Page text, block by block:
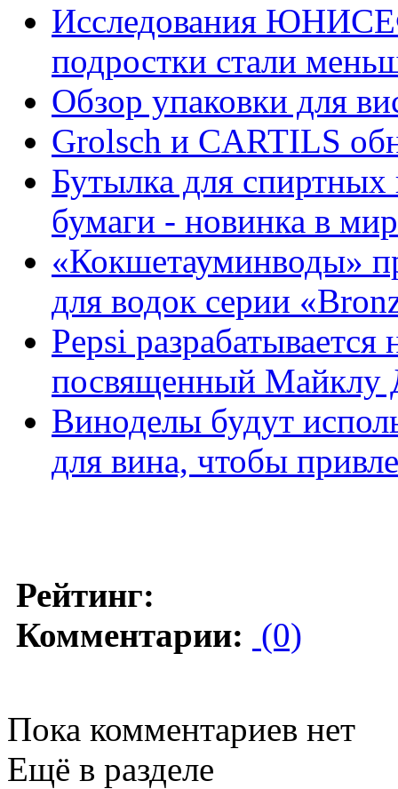
Исследования
подростки стали
Обзор упаковки для
Grolsch и CARTILS
Бутылка для спиртных
бумаги - новинка в
«Кокшетауминводы»
для водок серии
Pepsi
посвященный Майклу
Виноделы будут
для вина, чтобы
Рейтинг:
Комментарии: (0)
Пока комментариев нет
Ещё в разделе